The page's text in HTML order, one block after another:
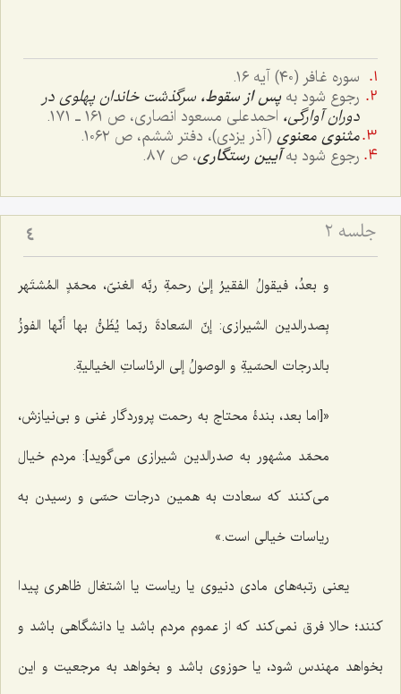
سوره غافر (٤٠) آیه ١٦.
رجوع شود به پس از سقوط، سرگذشت خاندان پهلوی در
دوران آوارگی، احمدعلی مسعود انصاری، ص ١٦١ ـ ١٧١.
مثنوی معنوی (آذر یزدی)، دفتر ششم، ص ١٠٦٢.
رجوع شود بهآیین رستگاری، ص ۸۷.
جلسه ۲ 4
و بعدُ، فیقولُ الفقیرُ إلیٰ رحمةِ ربِّه الغنیّ، محمّدٍ المُشتَهر
بِصدرالدین الشیرازی: إنّ السّعادةَ ربّما یُظَنُّ بها أنّها الفوزُ
بالدرجات الحسّیةِ و الوصولُ إلی الرئاساتِ الخیالیةِ.
«[اما بعد، بندۀ محتاج به رحمت پروردگار غنی و بی‌نیازش،
محمّد مشهور به صدرالدین شیرازی می‌گوید]: مردم خیال
می‌کنند که سعادت به همین درجات حسّی و رسیدن به
ریاسات خیالی است.»
یعنی رتبه‌های مادی دنیوی یا ریاست یا اشتغال ظاهری پیدا
کنند؛ حالا فرق نمی‌کند که از عموم مردم باشد یا دانشگاهی باشد و
بخواهد مهندس شود، یا حوزوی باشد و بخواهد به مرجعیت و این